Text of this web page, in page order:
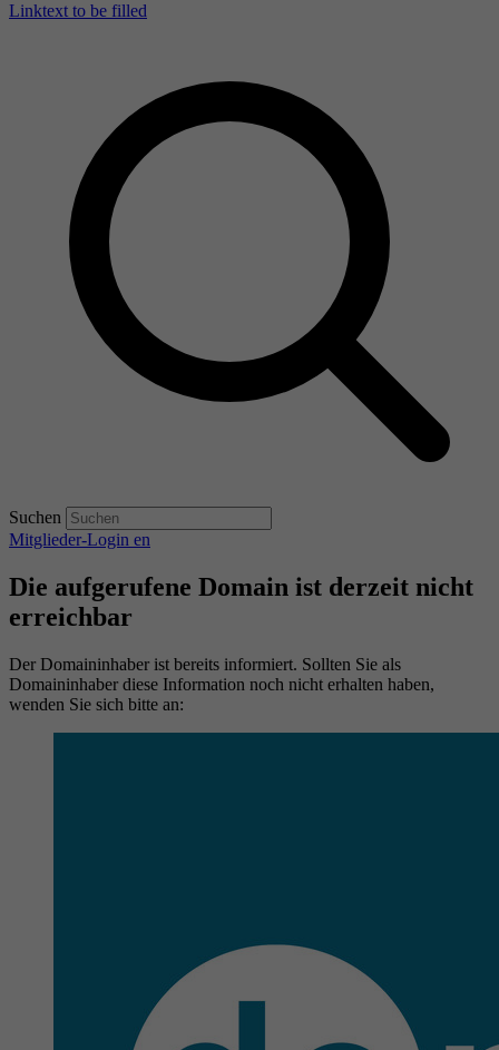
Linktext to be filled
Suchen
Mitglieder-Login en
Die aufgerufene Domain ist derzeit nicht
erreichbar
Der Domaininhaber ist bereits informiert. Sollten Sie als
Domaininhaber diese Information noch nicht erhalten haben,
wenden Sie sich bitte an: